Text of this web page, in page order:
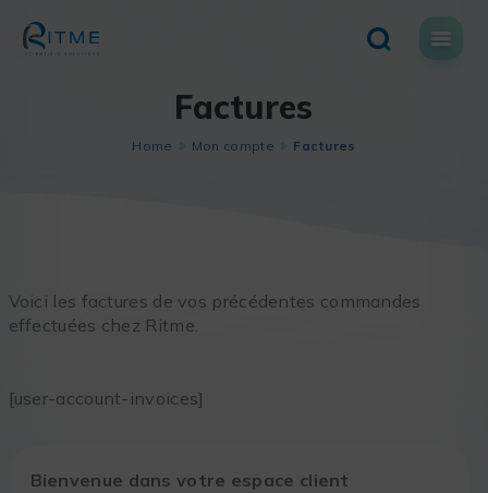
content
Factures
Home Mon compte Factures
Voici les factures de vos précédentes commandes
effectuées chez Ritme.
[user-account-invoices]
Bienvenue dans votre espace client